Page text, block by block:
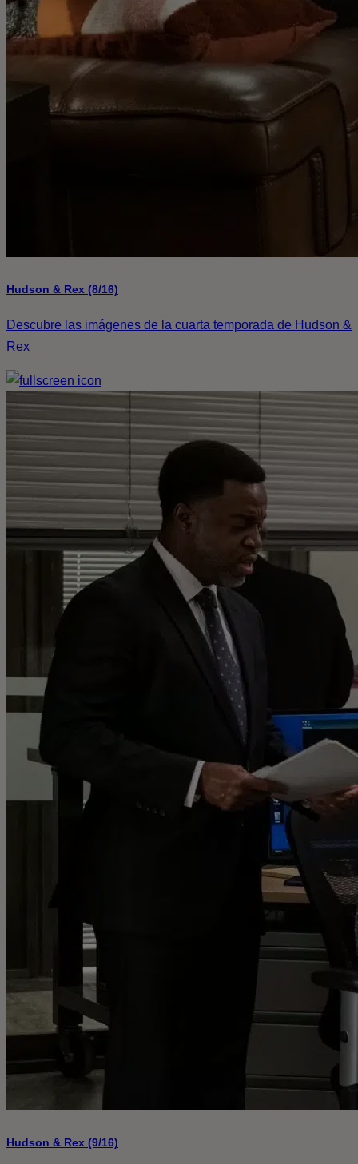
Hudson & Rex (8/16)
Descubre las imágenes de la cuarta temporada de Hudson &
Rex
Hudson & Rex (9/16)